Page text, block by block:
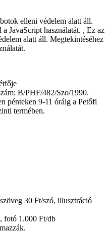
elleni védelem alatt áll.
JavaScript használatát. , Ez az
alatt áll. Megtekintéséhez
B/PHF/482/Szo/1990.
pénteken 9-11 óráig a Petőfi
termében.
30 Ft/szó, illusztráció
fotó 1.000 Ft/db